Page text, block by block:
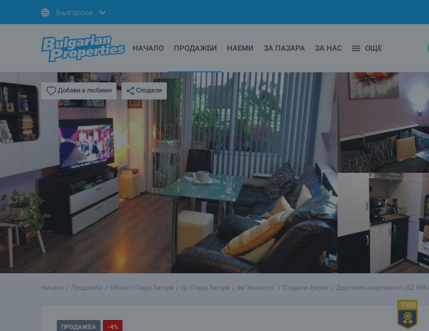
Български
НАЧАЛО ПРОДАЖБИ НАЕМИ ЗА ПАЗАРА ЗА НАС ОЩЕ
Добави в любими Сподели
Начало Продажба Област Стара Загора гр. Стара Загора кв."Аязмото" Стадион Берое Двустаен апартамент (SZ
ПРОДАЖБА -4%